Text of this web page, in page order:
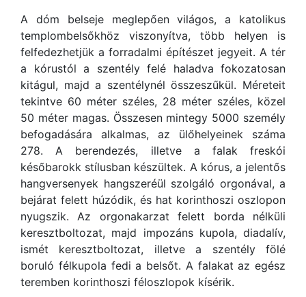
A dóm belseje meglepően világos, a katolikus
templombelsőkhöz viszonyítva, több helyen is
felfedezhetjük a forradalmi építészet jegyeit. A tér
a kórustól a szentély felé haladva fokozatosan
kitágul, majd a szentélynél összeszűkül. Méreteit
tekintve 60 méter széles, 28 méter széles, közel
50 méter magas. Összesen mintegy 5000 személy
befogadására alkalmas, az ülőhelyeinek száma
278. A berendezés, illetve a falak freskói
későbarokk stílusban készültek. A kórus, a jelentős
hangversenyek hangszeréül szolgáló orgonával, a
bejárat felett húzódik, és hat korinthoszi oszlopon
nyugszik. Az orgonakarzat felett borda nélküli
keresztboltozat, majd impozáns kupola, diadalív,
ismét keresztboltozat, illetve a szentély fölé
boruló félkupola fedi a belsőt. A falakat az egész
teremben korinthoszi féloszlopok kísérik.